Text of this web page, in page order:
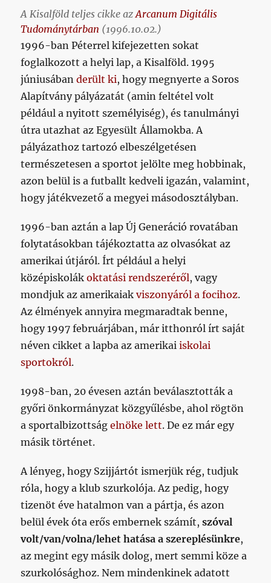
A Kisalföld teljes cikke azArcanum Digitális
Tudománytárban (1996.10.02.)
1996-ban Péterrel kifejezetten sokat
foglalkozott a helyi lap, a Kisalföld. 1995
júniusábanderült ki, hogy megnyerte a Soros
Alapítvány pályázatát (amin feltétel volt
például a nyitott személyiség), és tanulmányi
útra utazhat az Egyesült Államokba. A
pályázathoz tartozó elbeszélgetésen
természetesen a sportot jelölte meg hobbinak,
azon belül is a futballt kedveli igazán, valamint,
hogy játékvezető a megyei másodosztályban.
1996-ban aztán a lap Új Generáció rovatában
folytatásokban tájékoztatta az olvasókat az
amerikai útjáról. Írt például a helyi
középiskolákoktatási rendszeréről, vagy
mondjuk az amerikaiakviszonyáról a focihoz.
Az élmények annyira megmaradtak benne,
hogy 1997 februárjában, már itthonról írt saját
néven cikket a lapba az amerikaiiskolai
sportokról.
1998-ban, 20 évesen aztán beválasztották a
győri önkormányzat közgyűlésbe, ahol rögtön
a sportalbizottságelnöke lett. De ez már egy
másik történet.
A lényeg, hogy Szijjártót ismerjük rég, tudjuk
róla, hogy a klub szurkolója. Az pedig, hogy
tizenöt éve hatalmon van a pártja, és azon
belül évek óta erős embernek számít,szóval
volt/van/volna/lehet hatása a szereplésünkre,
az megint egy másik dolog, mert semmi köze a
szurkolósághoz. Nem mindenkinek adatott